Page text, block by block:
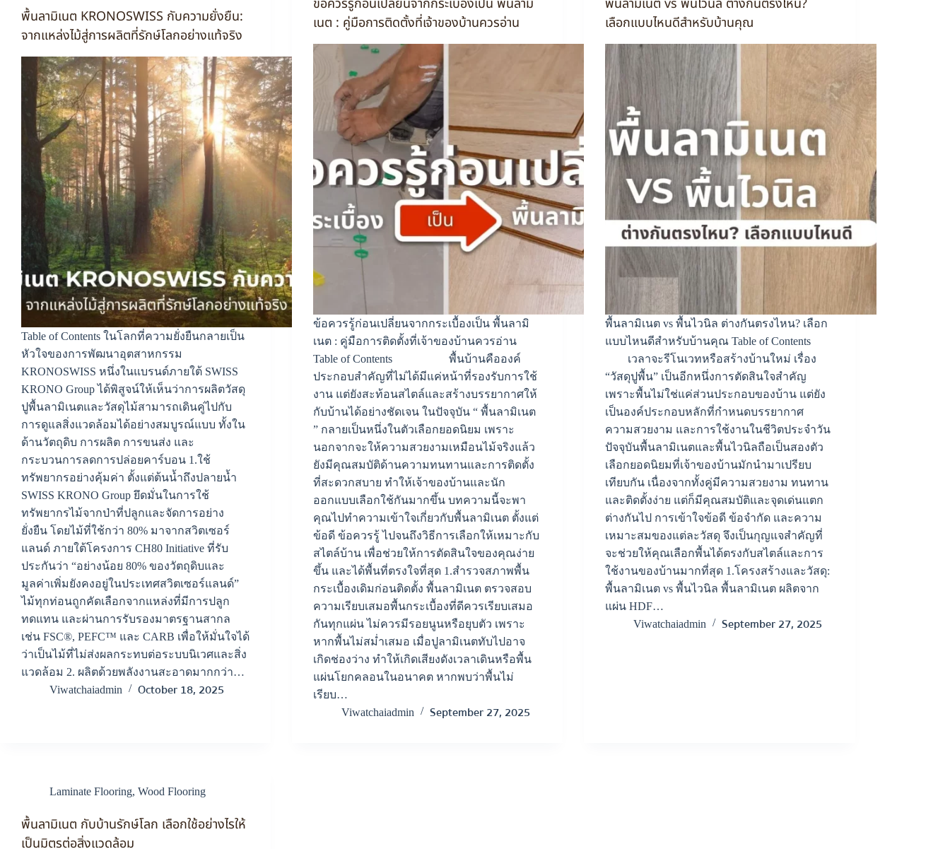
พื้นลามิเนต KRONOSWISS กับความยั่งยืน:
จากแหล่งไม้สู่การผลิตที่รักษ์โลกอย่างแท้จริง
Table of Contents ในโลกที่ความยั่งยืนกลายเป็น
หัวใจของการพัฒนาอุตสาหกรรม
KRONOSWISS หนึ่งในแบรนด์ภายใต้ SWISS
KRONO Group ได้พิสูจน์ให้เห็นว่าการผลิตวัสดุ
ปูพื้นลามิเนตและวัสดุไม้สามารถเดินคู่ไปกับ
การดูแลสิ่งแวดล้อมได้อย่างสมบูรณ์แบบ ทั้งใน
ด้านวัตถุดิบ การผลิต การขนส่ง และ
กระบวนการลดการปล่อยคาร์บอน 1.ใช้
ทรัพยากรอย่างคุ้มค่า ตั้งแต่ต้นน้ำถึงปลายน้ำ
SWISS KRONO Group ยึดมั่นในการใช้
ทรัพยากรไม้จากป่าที่ปลูกและจัดการอย่าง
ยั่งยืน โดยไม้ที่ใช้กว่า 80% มาจากสวิตเซอร์
แลนด์ ภายใต้โครงการ CH80 Initiative ที่รับ
ประกันว่า “อย่างน้อย 80% ของวัตถุดิบและ
มูลค่าเพิ่มยังคงอยู่ในประเทศสวิตเซอร์แลนด์”
ไม้ทุกท่อนถูกคัดเลือกจากแหล่งที่มีการปลูก
ทดแทน และผ่านการรับรองมาตรฐานสากล
เช่น FSC®, PEFC™ และ CARB เพื่อให้มั่นใจได้
ว่าเป็นไม้ที่ไม่ส่งผลกระทบต่อระบบนิเวศและสิ่ง
แวดล้อม 2. ผลิตด้วยพลังงานสะอาดมากกว่า…
Viwatchaiadmin
October 18, 2025
ข้อควรรู้ก่อนเปลี่ยนจากกระเบื้องเป็น พื้นลามิ
เนต : คู่มือการติดตั้งที่เจ้าของบ้านควรอ่าน
ข้อควรรู้ก่อนเปลี่ยนจากกระเบื้องเป็น พื้นลามิ
เนต : คู่มือการติดตั้งที่เจ้าของบ้านควรอ่าน
Table of Contents พื้นบ้านคือองค์
ประกอบสำคัญที่ไม่ได้มีแค่หน้าที่รองรับการใช้
งาน แต่ยังสะท้อนสไตล์และสร้างบรรยากาศให้
กับบ้านได้อย่างชัดเจน ในปัจจุบัน “ พื้นลามิเนต
” กลายเป็นหนึ่งในตัวเลือกยอดนิยม เพราะ
นอกจากจะให้ความสวยงามเหมือนไม้จริงแล้ว
ยังมีคุณสมบัติด้านความทนทานและการติดตั้ง
ที่สะดวกสบาย ทำให้เจ้าของบ้านและนัก
ออกแบบเลือกใช้กันมากขึ้น บทความนี้จะพา
คุณไปทำความเข้าใจเกี่ยวกับพื้นลามิเนต ตั้งแต่
ข้อดี ข้อควรรู้ ไปจนถึงวิธีการเลือกให้เหมาะกับ
สไตล์บ้าน เพื่อช่วยให้การตัดสินใจของคุณง่าย
ขึ้น และได้พื้นที่ตรงใจที่สุด 1.สำรวจสภาพพื้น
กระเบื้องเดิมก่อนติดตั้ง พื้นลามิเนต ตรวจสอบ
ความเรียบเสมอพื้นกระเบื้องที่ดีควรเรียบเสมอ
กันทุกแผ่น ไม่ควรมีรอยนูนหรือยุบตัว เพราะ
หากพื้นไม่สม่ำเสมอ เมื่อปูลามิเนตทับไปอาจ
เกิดช่องว่าง ทำให้เกิดเสียงดังเวลาเดินหรือพื้น
แผ่นโยกคลอนในอนาคต หากพบว่าพื้นไม่
เรียบ…
Viwatchaiadmin
September 27, 2025
พื้นลามิเนต vs พื้นไวนิล ต่างกันตรงไหน?
เลือกแบบไหนดีสำหรับบ้านคุณ
พื้นลามิเนต vs พื้นไวนิล ต่างกันตรงไหน? เลือก
แบบไหนดีสำหรับบ้านคุณ Table of Contents
เวลาจะรีโนเวทหรือสร้างบ้านใหม่ เรื่อง
“วัสดุปูพื้น” เป็นอีกหนึ่งการตัดสินใจสำคัญ
เพราะพื้นไม่ใช่แค่ส่วนประกอบของบ้าน แต่ยัง
เป็นองค์ประกอบหลักที่กำหนดบรรยากาศ
ความสวยงาม และการใช้งานในชีวิตประจำวัน
ปัจจุบันพื้นลามิเนตและพื้นไวนิลถือเป็นสองตัว
เลือกยอดนิยมที่เจ้าของบ้านมักนำมาเปรียบ
เทียบกัน เนื่องจากทั้งคู่มีความสวยงาม ทนทาน
และติดตั้งง่าย แต่ก็มีคุณสมบัติและจุดเด่นแตก
ต่างกันไป การเข้าใจข้อดี ข้อจำกัด และความ
เหมาะสมของแต่ละวัสดุ จึงเป็นกุญแจสำคัญที่
จะช่วยให้คุณเลือกพื้นได้ตรงกับสไตล์และการ
ใช้งานของบ้านมากที่สุด 1.โครงสร้างและวัสดุ:
พื้นลามิเนต vs พื้นไวนิล พื้นลามิเนต ผลิตจาก
แผ่น HDF…
Viwatchaiadmin
September 27, 2025
Laminate Flooring, Wood Flooring
พื้นลามิเนต กับบ้านรักษ์โลก เลือกใช้อย่างไรให้
เป็นมิตรต่อสิ่งแวดล้อม